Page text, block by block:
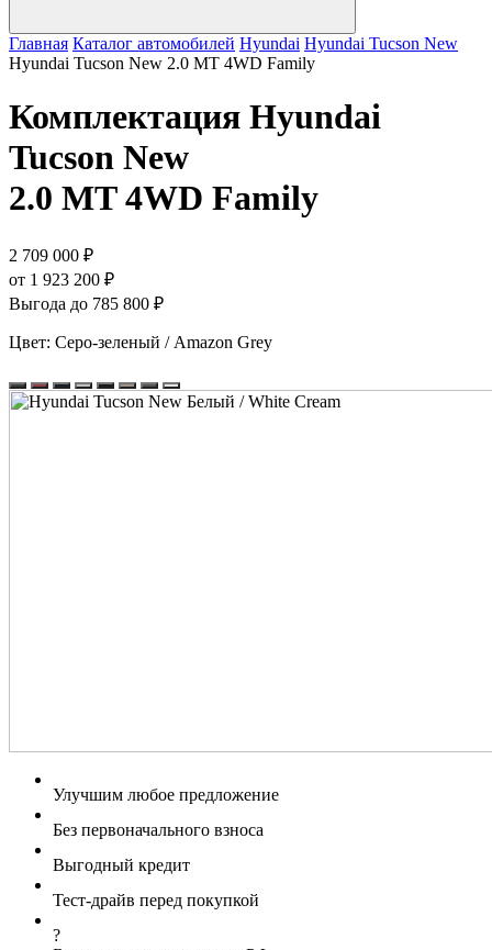
Главная Каталог автомобилей Hyundai Hyundai Tucson New
Hyundai Tucson New 2.0 MT 4WD Family
Комплектация Hyundai
Tucson New
2.0 MT 4WD Family
2 709 000 ₽
от 1 923 200 ₽
Выгода до 785 800 ₽
Цвет: Серо-зеленый / Amazon Grey
Улучшим любое предложение
Без первоначального взноса
Выгодный кредит
Тест-драйв перед покупкой
?